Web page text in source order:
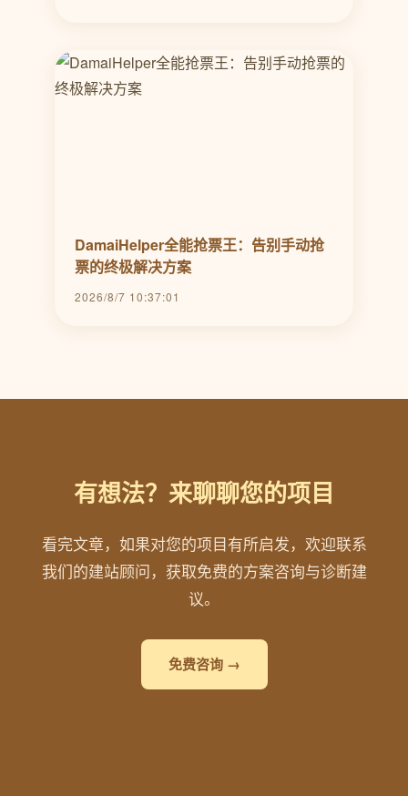
DamaiHelper全能抢票王：告别手动抢
票的终极解决方案
2026/8/7 10:37:01
有想法？来聊聊您的项目
看完文章，如果对您的项目有所启发，欢迎联系
我们的建站顾问，获取免费的方案咨询与诊断建
议。
免费咨询 →